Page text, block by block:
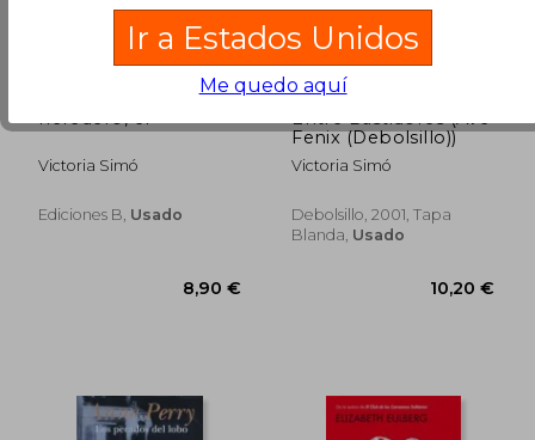
92,57 €
Rápido
Victoria Simó
Ediciones B, Usado
Fenix (Debolsillo))
Victoria Simó
Debolsillo, 2001, Tapa
Blanda, Usado
Ir a Estados Unidos
Me quedo aquí